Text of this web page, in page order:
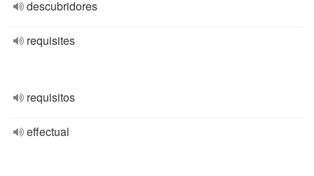
descubridores
requisites
requisitos
effectual